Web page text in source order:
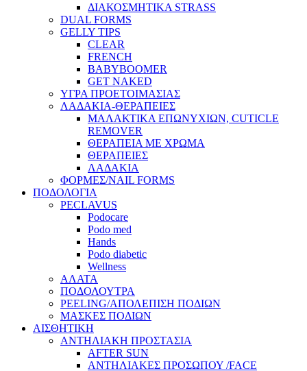
ΔΙΑΚΟΣΜΗΤΙΚΑ STRASS
DUAL FORMS
GELLY TIPS
CLEAR
FRENCH
BABYBOOMER
GET NAKED
ΥΓΡΑ ΠΡΟΕΤΟΙΜΑΣΙΑΣ
ΛΑΔΑΚΙΑ-ΘΕΡΑΠΕΙΕΣ
ΜΑΛΑΚΤΙΚΑ ΕΠΩΝΥΧΙΩΝ, CUTICLE
REMOVER
ΘΕΡΑΠΕΙΑ ΜΕ ΧΡΩΜΑ
ΘΕΡΑΠΕΙΕΣ
ΛΑΔΑΚΙΑ
ΦΟΡΜΕΣ/NAIL FORMS
ΠΟΔΟΛΟΓΙΑ
PECLAVUS
Podocare
Podo med
Hands
Podo diabetic
Wellness
ΑΛΑΤΑ
ΠΟΔΟΛΟΥΤΡΑ
PEELING/ΑΠΟΛΕΠΙΣΗ ΠΟΔΙΩΝ
ΜΑΣΚΕΣ ΠΟΔΙΩΝ
ΑΙΣΘΗΤΙΚΗ
ΑΝΤΗΛΙΑΚΗ ΠΡΟΣΤΑΣΙΑ
AFTER SUN
ΑΝΤΗΛΙΑΚΕΣ ΠΡΟΣΩΠΟΥ /FACE